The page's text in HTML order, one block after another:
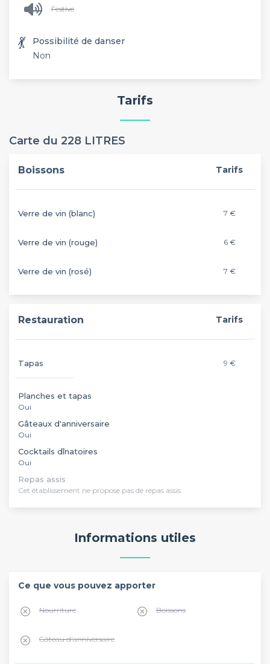
Festive
💃
Possibilité de danser
Non
Tarifs
Carte du 228 LITRES
Boissons Tarifs
Verre de vin (blanc) 7 €
Verre de vin (rouge) 6 €
Verre de vin (rosé) 7 €
Restauration Tarifs
Tapas 9 €
Planches et tapas
Oui
Gâteaux d'anniversaire
Oui
Cocktails dînatoires
Oui
Repas assis
Cet établissement ne propose pas de repas assis
Informations utiles
Ce que vous pouvez apporter
Nourriture Boissons
Gâteau d'anniversaire